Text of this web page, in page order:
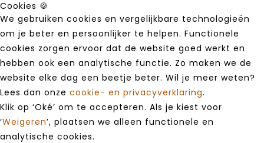
Cookies 🍪
We gebruiken cookies en vergelijkbare technologieën
om je beter en persoonlijker te helpen. Functionele
cookies zorgen ervoor dat de website goed werkt en
hebben ook een analytische functie. Zo maken we de
website elke dag een beetje beter. Wil je meer weten?
Lees dan onze cookie- en privacyverklaring.
Klik op ‘Oké’ om te accepteren. Als je kiest voor
‘Weigeren’, plaatsen we alleen functionele en
analytische cookies.